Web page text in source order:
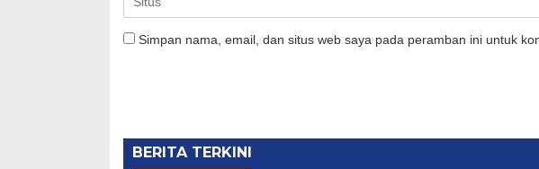
Simpan nama, email, dan situs web saya pada peramban ini untuk
BERITA TERKINI